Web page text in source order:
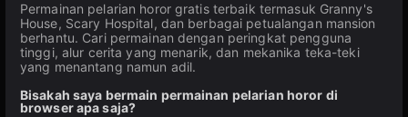
Permainan pelarian horor gratis terbaik termasuk Granny's
House, Scary Hospital, dan berbagai petualangan mansion
berhantu. Cari permainan dengan peringkat pengguna
tinggi, alur cerita yang menarik, dan mekanika teka-teki
yang menantang namun adil.
Bisakah saya bermain permainan pelarian horor di
browser apa saja?